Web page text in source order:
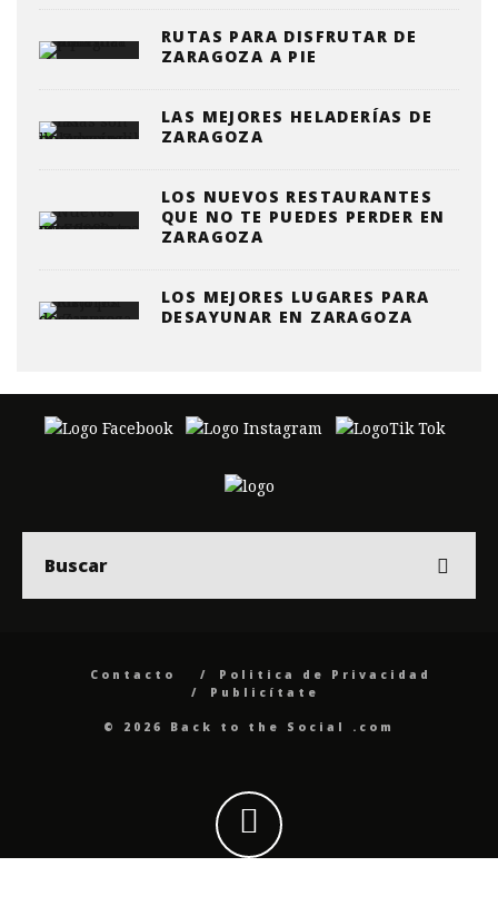
RUTAS PARA DISFRUTAR DE
ZARAGOZA A PIE
LAS MEJORES HELADERÍAS DE
ZARAGOZA
LOS NUEVOS RESTAURANTES
QUE NO TE PUEDES PERDER EN
ZARAGOZA
LOS MEJORES LUGARES PARA
DESAYUNAR EN ZARAGOZA
Contacto
Politica de Privacidad
Publicítate
© 2026 Back to the Social .com